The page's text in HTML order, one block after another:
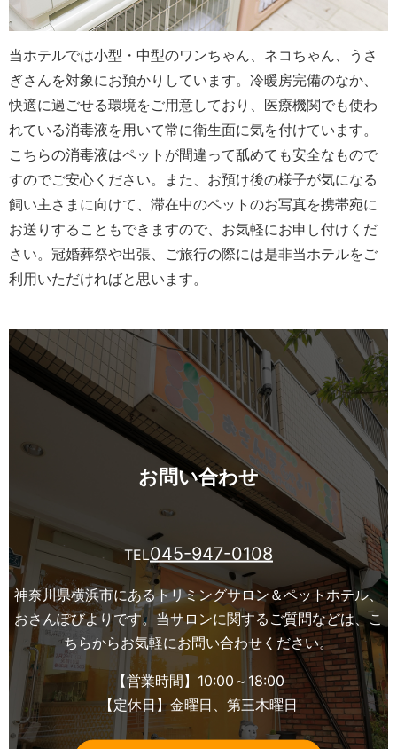
当ホテルでは小型・中型のワンちゃん、ネコちゃん、うさ
ぎさんを対象にお預かりしています。 冷暖房完備のなか、
快適に過ごせる環境をご用意しており、医療機関でも使わ
れている消毒液を用いて常に衛生面に気を付けています。
こちらの消毒液はペットが間違って舐めても安全なもので
すのでご安心ください。
また、お預け後の様子が気になる
飼い主さまに向けて、滞在中のペットのお写真を携帯宛に
お送りすることもできますので、お気軽にお申し付けくだ
さい。 冠婚葬祭や出張、ご旅行の際には是非当ホテルをご
利用いただければと思います。
お問い合わせ
TEL045-947-0108
神奈川県横浜市にあるトリミングサロン＆ペットホテル、
おさんぽびよりです。当サロンに関するご質問などは、こ
ちらからお気軽にお問い合わせください。
【営業時間】10:00～18:00
【定休日】金曜日、第三木曜日